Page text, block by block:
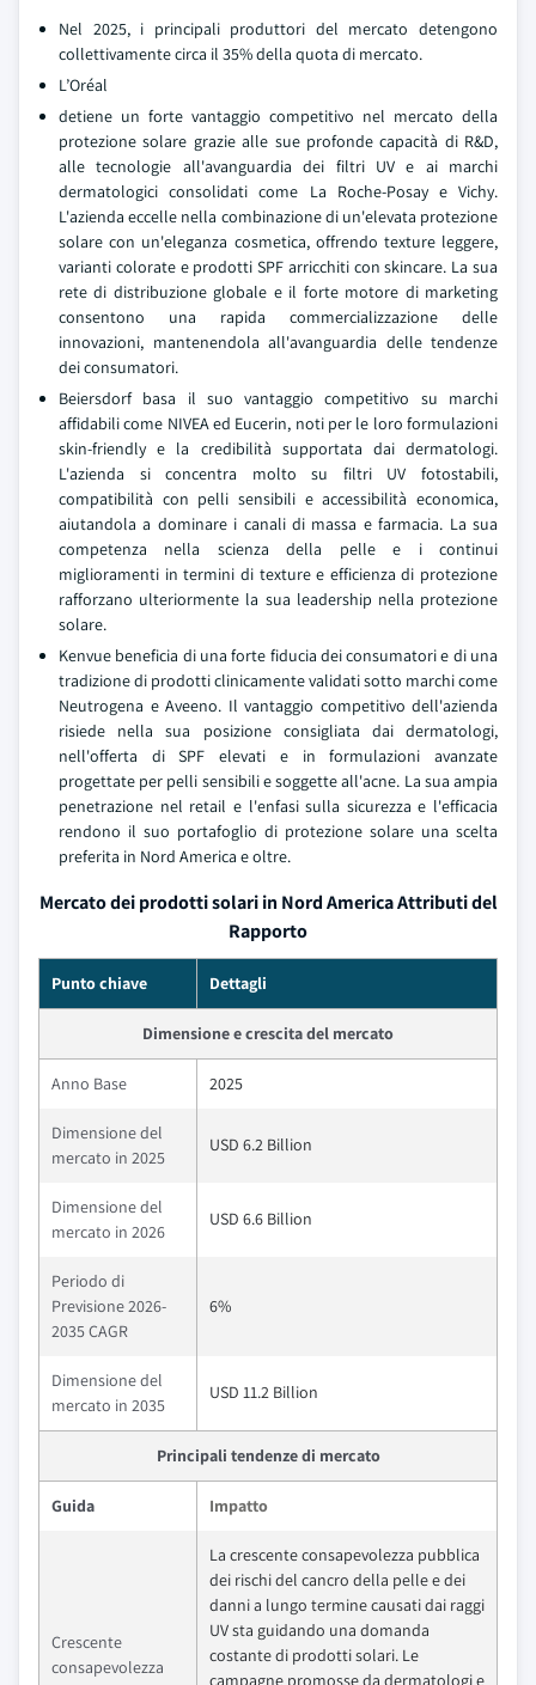
Nel 2025, i principali produttori del mercato detengono
collettivamente circa il 35% della quota di mercato.
L’Oréal
detiene un forte vantaggio competitivo nel mercato della
protezione solare grazie alle sue profonde capacità di R&D,
alle tecnologie all'avanguardia dei filtri UV e ai marchi
dermatologici consolidati come La Roche‑Posay e Vichy.
L'azienda eccelle nella combinazione di un'elevata protezione
solare con un'eleganza cosmetica, offrendo texture leggere,
varianti colorate e prodotti SPF arricchiti con skincare. La sua
rete di distribuzione globale e il forte motore di marketing
consentono una rapida commercializzazione delle
innovazioni, mantenendola all'avanguardia delle tendenze
dei consumatori.
Beiersdorf basa il suo vantaggio competitivo su marchi
affidabili come NIVEA ed Eucerin, noti per le loro formulazioni
skin-friendly e la credibilità supportata dai dermatologi.
L'azienda si concentra molto su filtri UV fotostabili,
compatibilità con pelli sensibili e accessibilità economica,
aiutandola a dominare i canali di massa e farmacia. La sua
competenza nella scienza della pelle e i continui
miglioramenti in termini di texture e efficienza di protezione
rafforzano ulteriormente la sua leadership nella protezione
solare.
Kenvue beneficia di una forte fiducia dei consumatori e di una
tradizione di prodotti clinicamente validati sotto marchi come
Neutrogena e Aveeno. Il vantaggio competitivo dell'azienda
risiede nella sua posizione consigliata dai dermatologi,
nell'offerta di SPF elevati e in formulazioni avanzate
progettate per pelli sensibili e soggette all'acne. La sua ampia
penetrazione nel retail e l'enfasi sulla sicurezza e l'efficacia
rendono il suo portafoglio di protezione solare una scelta
preferita in Nord America e oltre.
Mercato dei prodotti solari in Nord America Attributi del
Rapporto
Punto chiave Dettagli
Dimensione e crescita del mercato
Anno Base 2025
Dimensione del
mercato in 2025
USD 6.2 Billion
Dimensione del
mercato in 2026
USD 6.6 Billion
Periodo di
Previsione 2026-
2035 CAGR
6%
Dimensione del
mercato in 2035
USD 11.2 Billion
Principali tendenze di mercato
Guida Impatto
Crescente
consapevolezza
La crescente consapevolezza pubblica
dei rischi del cancro della pelle e dei
danni a lungo termine causati dai raggi
UV sta guidando una domanda
costante di prodotti solari. Le
campagne promosse da dermatologi e